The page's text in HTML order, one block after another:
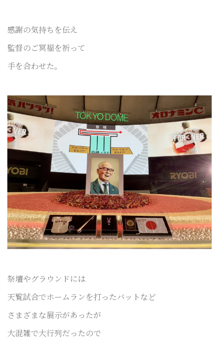
感謝の気持ちを伝え
監督のご冥福を祈って
手を合わせた。
祭壇やグラウンドには
天覧試合でホームランを打ったバットなど
さまざまな展示があったが
大混雑で大行列だったので